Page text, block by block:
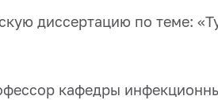
диссертацию по теме:
кафедры